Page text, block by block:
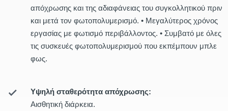
απόχρωσης και της αδιαφάνειας του συγκολλητικού πριν
και μετά τον φωτοπολυμερισμό. • Μεγαλύτερος χρόνος
εργασίας με φωτισμό περιβάλλοντος. • Συμβατό με όλες
τις συσκευές φωτοπολυμερισμού που εκπέμπουν μπλε
φως.
Υψηλή σταθερότητα απόχρωσης:
Αισθητική διάρκεια.